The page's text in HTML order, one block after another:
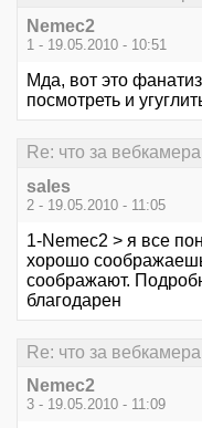
Nemec2
1 - 19.05.2010 - 10:51
Мда, вот это
посмотреть и
Re: что за
sales
2 - 19.05.2010 - 11:05
1-Nemec2 > я все
хорошо
соображают.
благодарен
Re: что за
Nemec2
3 - 19.05.2010 - 11:09